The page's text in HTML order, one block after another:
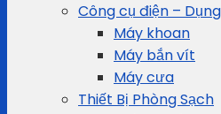
Công cụ điện –
Máy khoan
Máy bắn vít
Máy cưa
Thiết Bị Phòng Sạch